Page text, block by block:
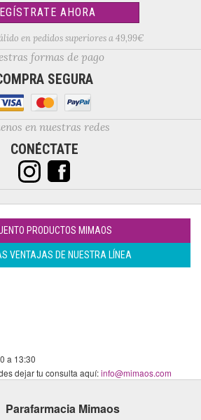
AHORA
en pedidos superiores a 49,99€
formas de pago
SEGURA
en nuestras redes
CONÉCTATE
PRODUCTOS MIMAOS
VENTAJAS DE NUESTRA LÍNEA
a 13:30
dejar tu consulta aquí:info@mimaos.com
Parafarmacia Mimaos